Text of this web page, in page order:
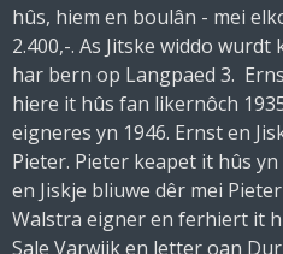
hûs, hiem en boulân - mei
2.400,-. As Jitske widdo
har bern op Langpaed 3.
hiere it hûs fan likernôch
eigneres yn 1946. Ernst en
Pieter. Pieter keapet it hûs
en Jiskje bliuwe dêr mei
Walstra eigner en ferhiert it
Sale Varwijk en letter oan